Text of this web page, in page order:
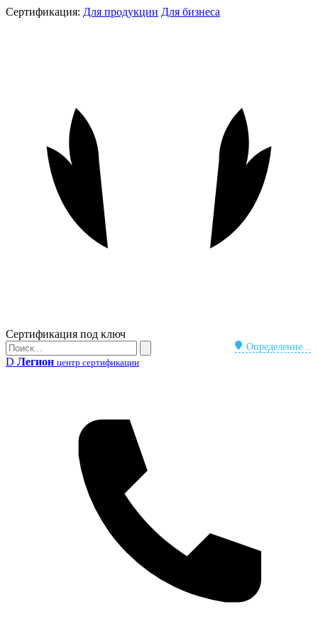
Сертификация: Для продукции Для бизнеса
Бейдж
Сертификация под ключ
Определение...
Поиск
Поиск
D Легион центр сертификации